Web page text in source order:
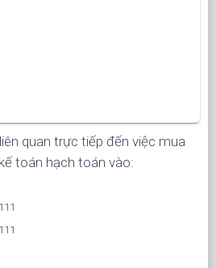
quan trực tiếp đến việc mua
toán hạch toán vào: